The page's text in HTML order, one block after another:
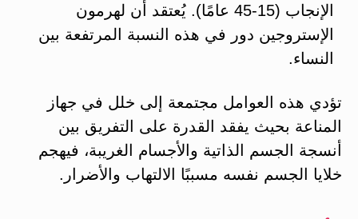
الإنجاب (15-45 عامًا)​. يُعتقد أن لهرمون
الإستروجين دور في هذه النسبة المرتفعة بين
النساء.
تؤدي هذه العوامل مجتمعة إلى خلل في جهاز
المناعة بحيث يفقد القدرة على التفريق بين
أنسجة الجسم الذاتية والأجسام الغريبة، فيهجم
خلايا الجسم نفسه مسببًا الالتهاب والأضرار.